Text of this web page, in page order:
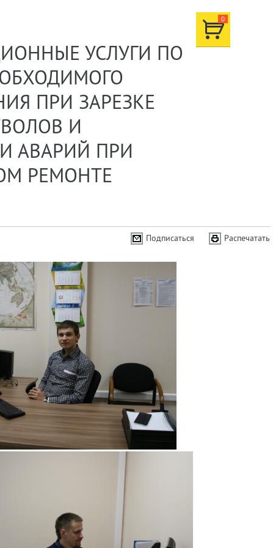
0
УСЛУГИ ПО
ПРИ ЗАРЕЗКЕ
И
АВАРИЙ ПРИ
РЕМОНТЕ
Подписаться Распечатать